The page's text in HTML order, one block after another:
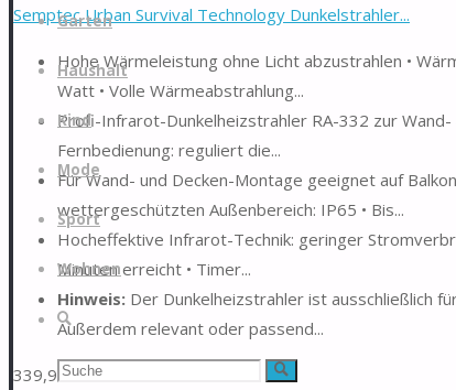
Garten
Haushalt
Kind
Mode
Sport
Wohnen
Suchen Suche
Semptec Urban Survival Technology Dunkelstrahler...
Hohe Wärmeleistung ohne Licht abzustrahlen •
Watt • Volle Wärmeabstrahlung...
Profi-Infrarot-Dunkelheizstrahler RA-332 zur Wand-
Fernbedienung: reguliert die...
Für Wand- und Decken-Montage geeignet auf
wettergeschützten Außenbereich: IP65 • Bis...
Hocheffektive Infrarot-Technik: geringer
Minuten erreicht • Timer...
Hinweis: Der Dunkelheizstrahler ist ausschließlich
Außerdem relevant oder passend...
339,99 EUR